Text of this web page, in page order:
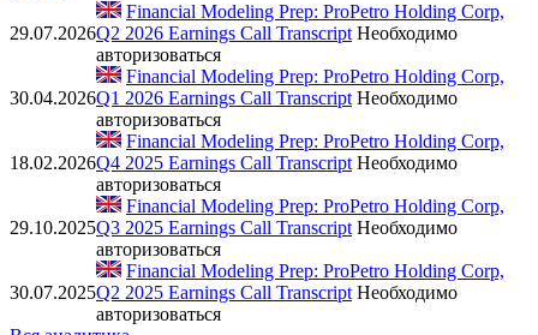
29.07.2026
Financial Modeling Prep: ProPetro Holding Corp,
Q2 2026 Earnings Call Transcript Необходимо
авторизоваться
30.04.2026
Financial Modeling Prep: ProPetro Holding Corp,
Q1 2026 Earnings Call Transcript Необходимо
авторизоваться
18.02.2026
Financial Modeling Prep: ProPetro Holding Corp,
Q4 2025 Earnings Call Transcript Необходимо
авторизоваться
29.10.2025
Financial Modeling Prep: ProPetro Holding Corp,
Q3 2025 Earnings Call Transcript Необходимо
авторизоваться
30.07.2025
Financial Modeling Prep: ProPetro Holding Corp,
Q2 2025 Earnings Call Transcript Необходимо
авторизоваться